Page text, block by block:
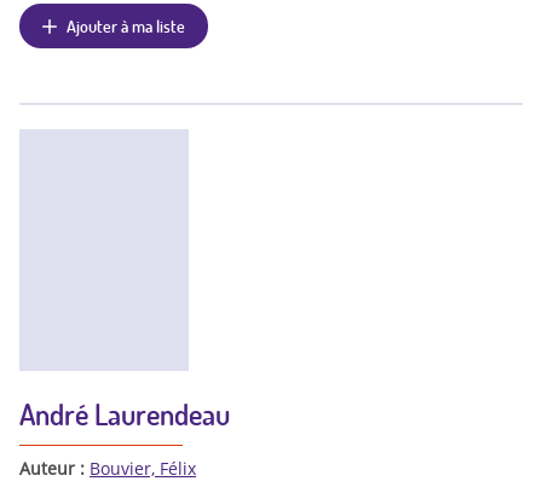
Ajouter à ma liste
André Laurendeau
Auteur : Bouvier, Félix